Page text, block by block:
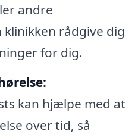
andre
rådgive dig
for dig.
kan hjælpe med at
over tid, så